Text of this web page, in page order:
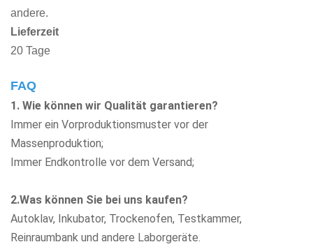
andere.
Lieferzeit
20 Tage
FAQ
1. Wie können wir Qualität garantieren?
Immer ein Vorproduktionsmuster vor der
Massenproduktion;
Immer Endkontrolle vor dem Versand;
2.Was können Sie bei uns kaufen?
Autoklav, Inkubator, Trockenofen, Testkammer,
Reinraumbank und andere Laborgeräte.